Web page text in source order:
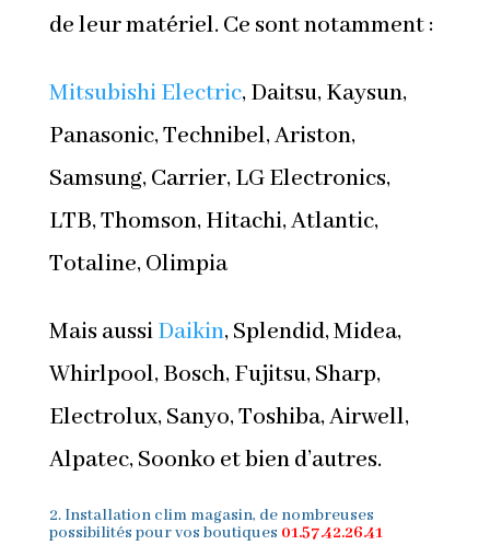
de leur matériel. Ce sont notamment :
Mitsubishi Electric, Daitsu, Kaysun,
Panasonic, Technibel, Ariston,
Samsung, Carrier, LG Electronics,
LTB, Thomson, Hitachi, Atlantic,
Totaline, Olimpia
Mais aussiDaikin, Splendid, Midea,
Whirlpool, Bosch, Fujitsu, Sharp,
Electrolux, Sanyo, Toshiba, Airwell,
Alpatec, Soonko et bien d’autres.
2. Installation climmagasin, de nombreuses
possibilités pour vos boutiques 01.57.42.26.41